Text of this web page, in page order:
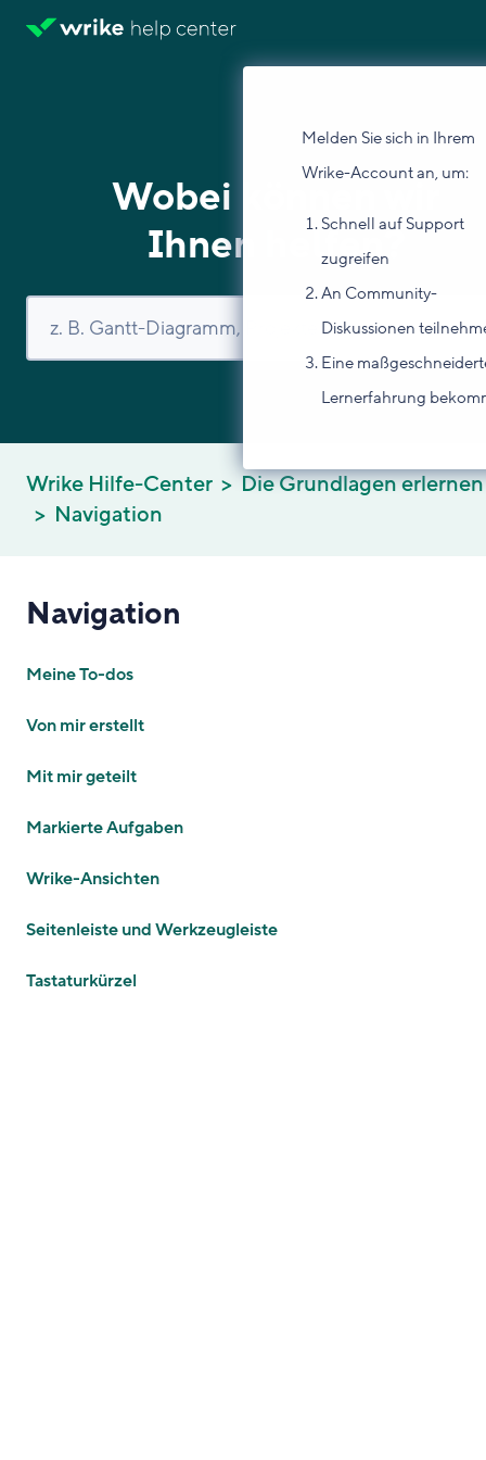
Melden Sie sich in Ihrem
Wrike-Account an, um:
Schnell auf Support
zugreifen
An Community-
Diskussionen
Eine
Lernerfahrung
Wobei können wir
Ihnen helfen?
Wrike Hilfe-Center
Die Grundlagen erlernen
Navigation
Navigation
Meine To-dos
Von mir erstellt
Mit mir geteilt
Markierte Aufgaben
Wrike-Ansichten
Seitenleiste und Werkzeugleiste
Tastaturkürzel